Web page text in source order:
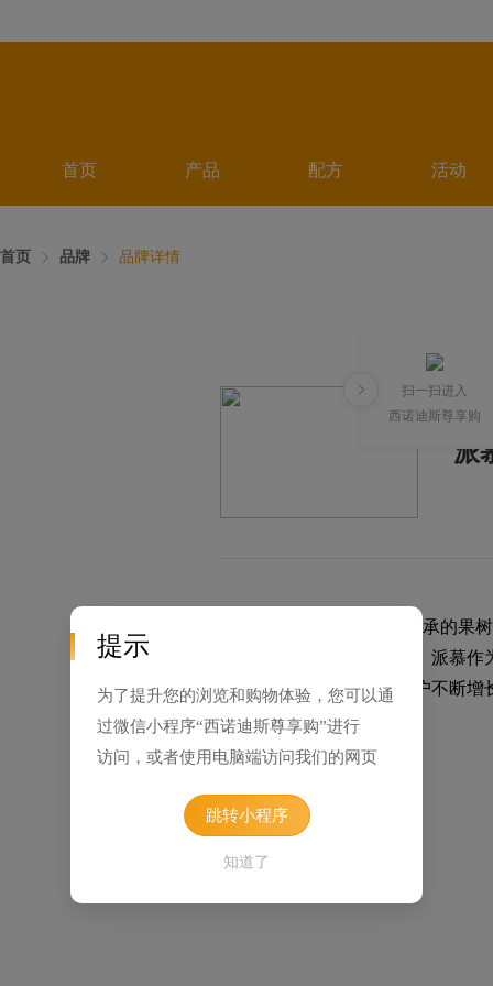
首页 产品 配方 活动
扫一扫进入
西诺迪斯尊享购
首页 品牌 品牌详情
派
派慕创立于1890年，5代传承的
苹果品种的黄金种植地段。派慕
工、糕点）。为了满足客户不断
靠且拥有IFS、BRC认证。
品牌起源
Pomone，自1850年起，便是家族
四代人的传承，如今萨拉赞家族
提示
为了提升您的浏览和购物体验，您可以通
过微信小程序“西诺迪斯尊享购”进行
访问，或者使用电脑端访问我们的网页
跳转小程序
知道了